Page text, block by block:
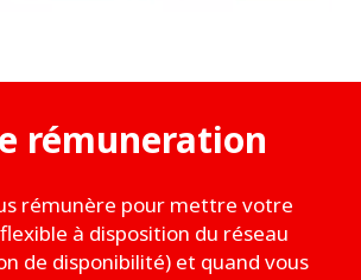
rémuneration
rémunère pour mettre votre
à disposition du réseau
de disponibilité) et quand vous